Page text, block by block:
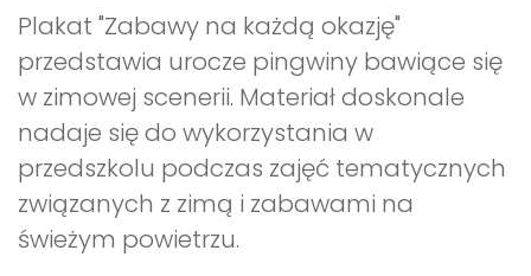
Plakat "Zabawy na każdą okazję"
przedstawia urocze pingwiny bawiące się
w zimowej scenerii. Materiał doskonale
nadaje się do wykorzystania w
przedszkolu podczas zajęć tematycznych
związanych z zimą i zabawami na
świeżym powietrzu.